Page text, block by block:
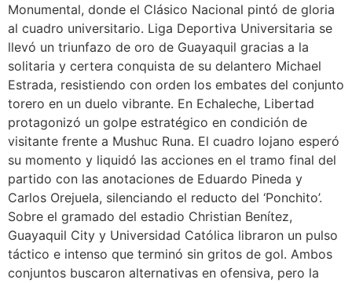
Monumental, donde el Clásico Nacional pintó de gloria
al cuadro universitario. Liga Deportiva Universitaria se
llevó un triunfazo de oro de Guayaquil gracias a la
solitaria y certera conquista de su delantero Michael
Estrada, resistiendo con orden los embates del conjunto
torero en un duelo vibrante. En Echaleche, Libertad
protagonizó un golpe estratégico en condición de
visitante frente a Mushuc Runa. El cuadro lojano esperó
su momento y liquidó las acciones en el tramo final del
partido con las anotaciones de Eduardo Pineda y
Carlos Orejuela, silenciando el reducto del ‘Ponchito’.
Sobre el gramado del estadio Christian Benítez,
Guayaquil City y Universidad Católica libraron un pulso
táctico e intenso que terminó sin gritos de gol. Ambos
conjuntos buscaron alternativas en ofensiva, pero la